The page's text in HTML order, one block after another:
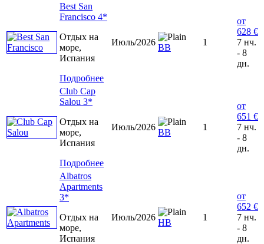
Best San
Francisco 4*
Отдых на
море,
Испания
Подробнее
Июль/2026
BB
1
от
628 €
7 нч.
- 8
дн.
Club Cap
Salou 3*
Отдых на
море,
Испания
Подробнее
Июль/2026
BB
1
от
651 €
7 нч.
- 8
дн.
Albatros
Apartments
3*
Отдых на
море,
Испания
Июль/2026
HB
1
от
652 €
7 нч.
- 8
дн.